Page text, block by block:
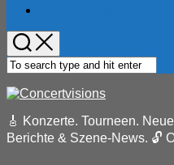
🎸 Konzerte. Tourneen.
Berichte & Szene-News. 🔓